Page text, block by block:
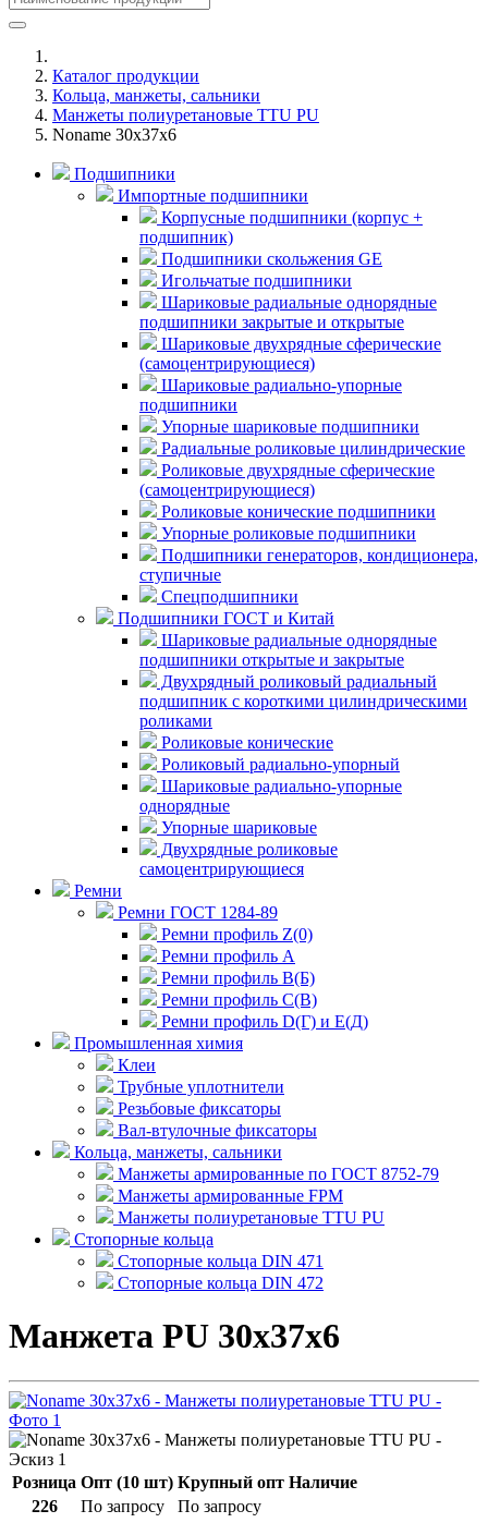
Каталог продукции
Кольца, манжеты, сальники
Манжеты полиуретановые TTU PU
Noname 30x37x6
Подшипники
Импортные подшипники
Корпусные подшипники (корпус +
подшипник)
Подшипники скольжения GE
Игольчатые подшипники
Шариковые радиальные однорядные
подшипники закрытые и открытые
Шариковые двухрядные сферические
(самоцентрирующиеся)
Шариковые радиально-упорные
подшипники
Упорные шариковые подшипники
Радиальные роликовые цилиндрические
Роликовые двухрядные сферические
(самоцентрирующиеся)
Роликовые конические подшипники
Упорные роликовые подшипники
Подшипники генераторов, кондиционера,
ступичные
Спецподшипники
Подшипники ГОСТ и Китай
Шариковые радиальные однорядные
подшипники открытые и закрытые
Двухрядный роликовый радиальный
подшипник с короткими цилиндрическими
роликами
Роликовые конические
Роликовый радиально-упорный
Шариковые радиально-упорные
однорядные
Упорные шариковые
Двухрядные роликовые
самоцентрирующиеся
Ремни
Ремни ГОСТ 1284-89
Ремни профиль Z(0)
Ремни профиль А
Ремни профиль В(Б)
Ремни профиль С(В)
Ремни профиль D(Г) и E(Д)
Промышленная химия
Клеи
Трубные уплотнители
Резьбовые фиксаторы
Вал-втулочные фиксаторы
Кольца, манжеты, сальники
Манжеты армированные по ГОСТ 8752-79
Манжеты армированные FPM
Манжеты полиуретановые TTU PU
Стопорные кольца
Стопорные кольца DIN 471
Стопорные кольца DIN 472
Манжета PU 30x37x6
Розница Опт (10 шт) Крупный опт Наличие
226
По запросу По запросу